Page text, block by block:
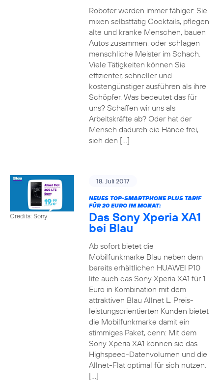
Roboter werden immer fähiger: Sie
mixen selbsttätig Cocktails, pflegen
alte und kranke Menschen, bauen
Autos zusammen, oder schlagen
menschliche Meister im Schach.
Viele Tätigkeiten können Sie
effizienter, schneller und
kostengünstiger ausführen als ihre
Schöpfer. Was bedeutet das für
uns? Schaffen wir uns als
Arbeitskräfte ab? Oder hat der
Mensch dadurch die Hände frei,
sich den […]
Credits: Sony
18. Juli 2017
NEUES TOP-SMARTPHONE PLUS TARIF
FÜR 20 EURO IM MONAT:
Das Sony Xperia XA1
bei Blau
Ab sofort bietet die
Mobilfunkmarke Blau neben dem
bereits erhältlichen HUAWEI P10
lite auch das Sony Xperia XA1 für 1
Euro in Kombination mit dem
attraktiven Blau Allnet L. Preis-
leistungsorientierten Kunden bietet
die Mobilfunkmarke damit ein
stimmiges Paket, denn: Mit dem
Sony Xperia XA1 können sie das
Highspeed-Datenvolumen und die
Allnet-Flat optimal für sich nutzen.
[…]